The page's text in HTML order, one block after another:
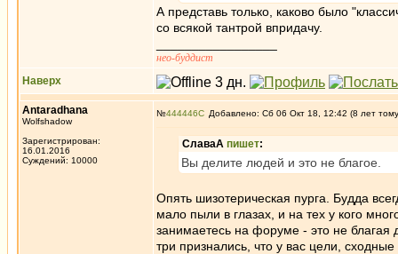
А представь только, каково было
со всякой тантрой впридачу.
нео-буддист
Наверх
Antaradhana
Wolfshadow
Зарегистрирован:
16.01.2016
Суждений: 10000
№444446 Добавлено: Сб 06 Окт 18, 12:42 (8 лет
СлаваА пишет:
Вы делите людей и это не благое.
Опять шизотерическая пурга. Будда
мало пыли в глазах, и на тех у кого
занимаетесь на форуме - это не благая
три признались, что у вас цели,